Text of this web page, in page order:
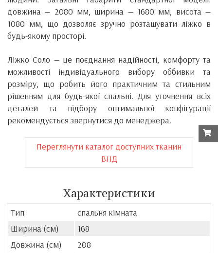
довжина — 2080 мм, ширина — 1680 мм, висота —
1080 мм, що дозволяє зручно розташувати ліжко в
будь-якому просторі.
Ліжко Соло — це поєднання надійності, комфорту та
можливості індивідуального вибору оббивки та
розміру, що робить його практичним та стильним
рішенням для будь-якої спальні. Для уточнення всіх
деталей та підбору оптимальної конфігурації
рекомендується звернутися до менеджера.
Переглянути каталог доступних тканин
ВНД
Характеристики
Тип
спальня кімната
Ширина (см)
168
Довжина (см)
208